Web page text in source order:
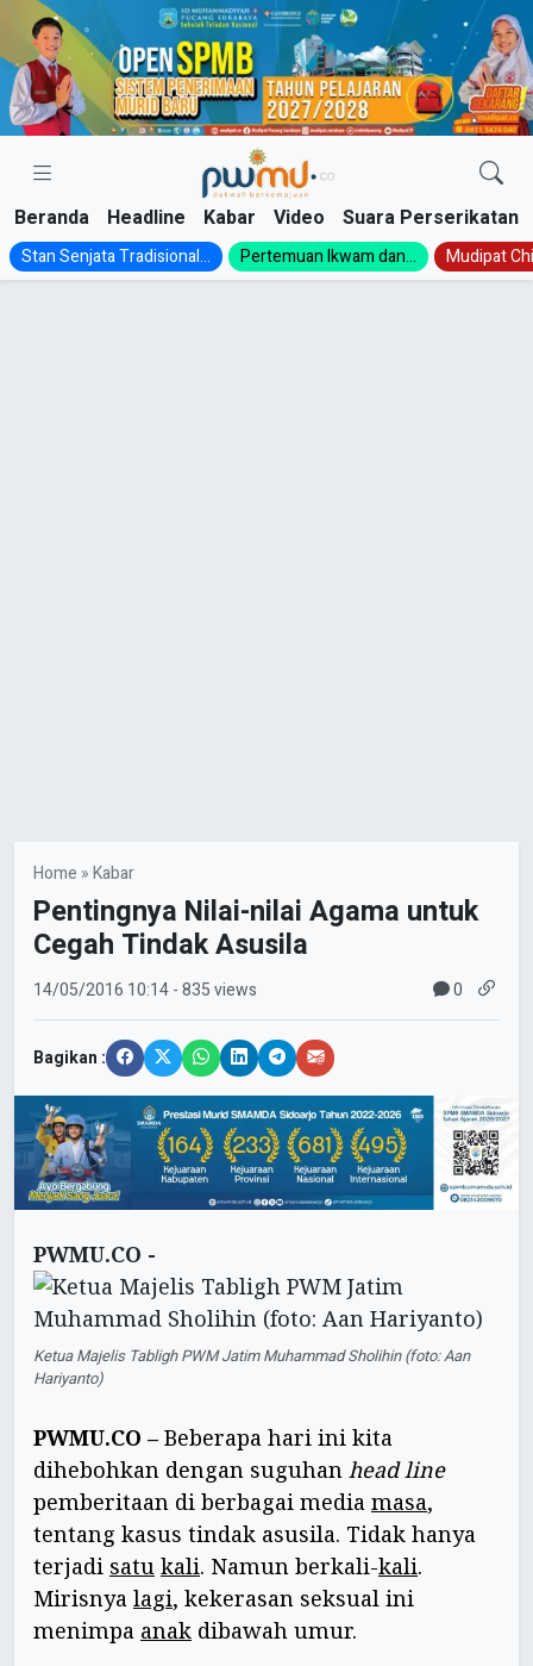
Skip
content
Beranda Headline Kabar Video Suara Perserikatan
Stan Senjata Tradisional... Pertemuan Ikwam dan... Mudipat
Home »Kabar
Pentingnya Nilai-nilai Agama untuk
Cegah Tindak Asusila
14/05/2016 10:14- 835 views 0
Bagikan :
PWMU.CO -
Ketua Majelis Tabligh PWM Jatim Muhammad Sholihin (foto: Aan
Hariyanto)
PWMU.CO – Beberapa hari ini kita
dihebohkan dengan suguhan head line
pemberitaan di berbagai media masa,
tentang kasus tindak asusila. Tidak hanya
terjadi satu kali. Namun berkali-kali.
Mirisnya lagi, kekerasan seksual ini
menimpa anak dibawah umur.